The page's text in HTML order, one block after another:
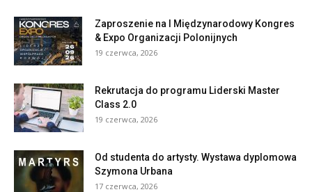
Zaproszenie na I Międzynarodowy Kongres
& Expo Organizacji Polonijnych
19 czerwca, 2026
Rekrutacja do programu Liderski Master
Class 2.0
19 czerwca, 2026
Od studenta do artysty. Wystawa dyplomowa
Szymona Urbana
17 czerwca, 2026